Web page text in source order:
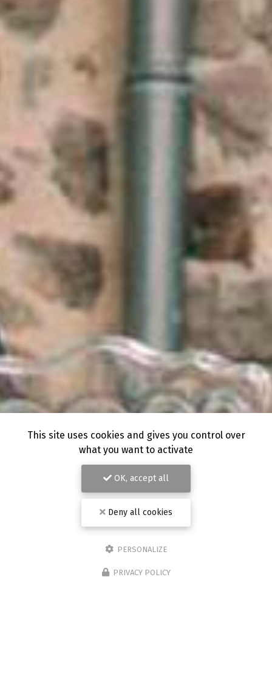
This site uses cookies and gives you control over
what you want to activate
OK, accept all
Deny all cookies
PERSONALIZE
PRIVACY POLICY